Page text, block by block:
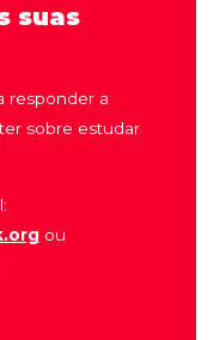
suas
responder a
sobre estudar
ou